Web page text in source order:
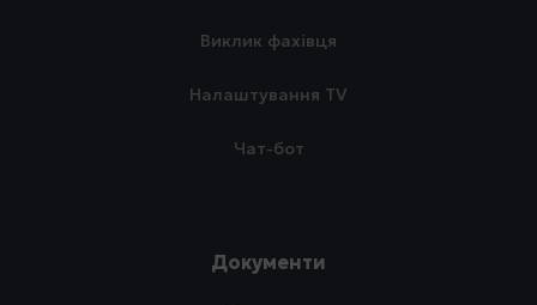
Виклик фахівця
Налаштування TV
Чат-бот
Документи